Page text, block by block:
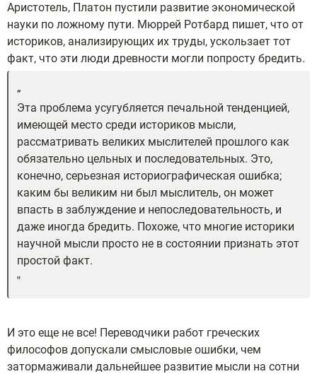
Аристотель, Платон пустили развитие экономической
науки по ложному пути. Мюррей Ротбард пишет, что от
историков, анализирующих их труды, ускользает тот
факт, что эти люди древности могли попросту бредить.
Эта проблема усугубляется печальной тенденцией,
имеющей место среди историков мысли,
рассматривать великих мыслителей прошлого как
обязательно цельных и последовательных. Это,
конечно, серьезная историографическая ошибка;
каким бы великим ни был мыслитель, он может
впасть в заблуждение и непоследовательность, и
даже иногда бредить. Похоже, что многие историки
научной мысли просто не в состоянии признать этот
простой факт.
И это еще не все! Переводчики работ греческих
философов допускали смысловые ошибки, чем
затормаживали дальнейшее развитие мысли на сотни